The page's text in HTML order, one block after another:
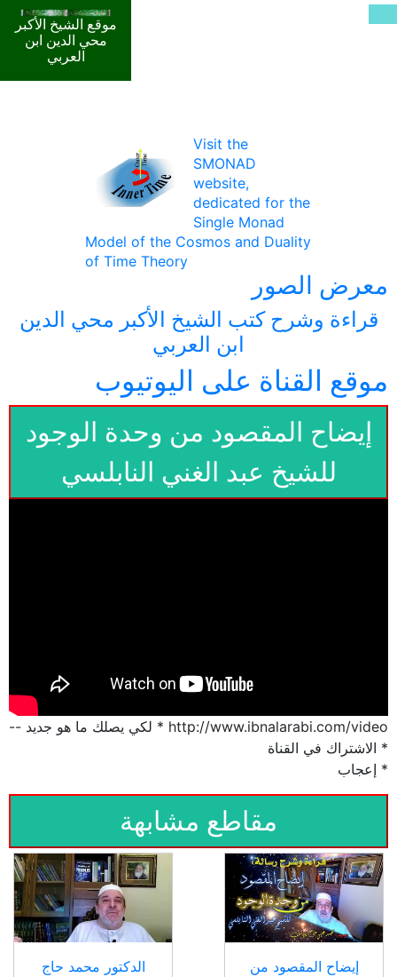
موقع الشيخ الأكبر
محي الدين ابن
العربي
Visit the
SMONAD
website,
dedicated for the
Single Monad
Model of the Cosmos and Duality
of Time Theory
معرض الصور
قراءة وشرح كتب الشيخ الأكبر محي الدين
ابن العربي
موقع القناة على اليوتيوب
إيضاح المقصود من وحدة الوجود
للشيخ عبد الغني النابلسي
http://www.ibnalarabi.com/video * لكي يصلك ما هو جديد --
* الاشتراك في القناة
* إعجاب
مقاطع مشابهة
إيضاح المقصود من
الدكتور محمد حاج